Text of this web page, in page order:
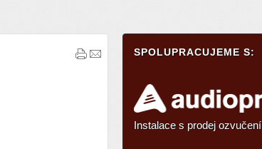
SPOLUPRACUJEME S:
Instalace s prodej ozvučení